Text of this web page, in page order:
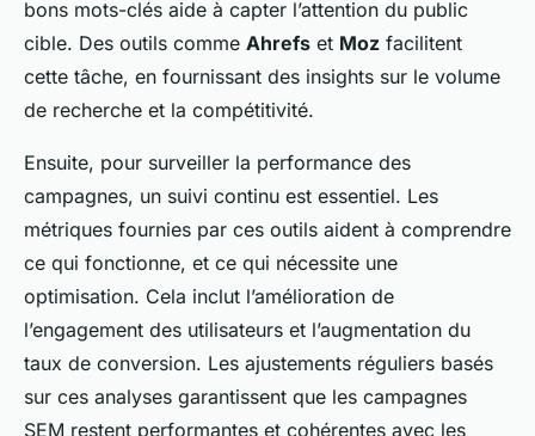
bons mots-clés aide à capter l’attention du public
cible. Des outils comme Ahrefs et Moz facilitent
cette tâche, en fournissant des insights sur le volume
de recherche et la compétitivité.
Ensuite, pour surveiller la performance des
campagnes, un suivi continu est essentiel. Les
métriques fournies par ces outils aident à comprendre
ce qui fonctionne, et ce qui nécessite une
optimisation. Cela inclut l’amélioration de
l’engagement des utilisateurs et l’augmentation du
taux de conversion. Les ajustements réguliers basés
sur ces analyses garantissent que les campagnes
SEM restent performantes et cohérentes avec les